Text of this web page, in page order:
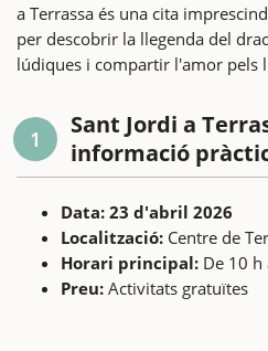
a Terrassa és una cita
per descobrir la llegenda del
lúdiques i compartir l'amor pels
1
Sant Jordi a
informació
Data: 23 d'abril 2026
Localització: Centre de
Horari principal: De 10 h
Preu: Activitats gratuïtes